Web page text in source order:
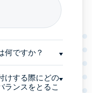
何ですか？
けする際にどの
ランスをとるこ